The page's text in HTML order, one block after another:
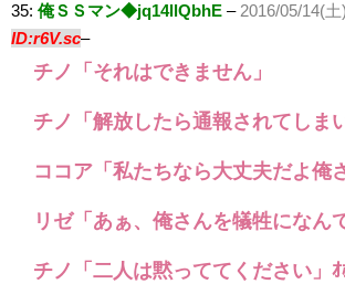
35: 俺ＳＳマン◆jq14llQbhE –2016/05/14(土
ID:r6V.sc–
チノ「それはできません」
チノ「解放したら通報されてしま
ココア「私たちなら大丈夫だよ俺
リゼ「あぁ、俺さんを犠牲になん
チノ「二人は黙っててください」ｵ